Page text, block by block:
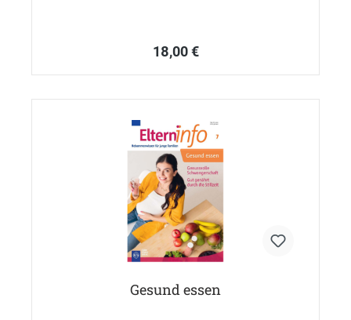
18,00 €
Gesund essen